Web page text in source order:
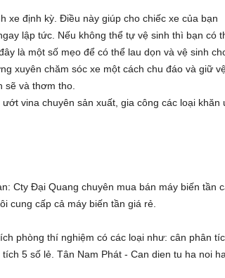
xe định kỳ. Điều này giúp cho chiếc xe của bạn
lập tức. Nếu không thể tự vệ sinh thì bạn có
là một số mẹo để có thể lau dọn và vệ sinh
xuyên chăm sóc xe một cách chu đáo và giữ
sẽ và thơm tho.
ướt vina chuyên sản xuất, gia công các loại khăn
: Cty Đại Quang chuyên mua bán máy biến tần
cung cấp cả máy biến tần giá rẻ.
phòng thí nghiệm có các loại như:cân phân
tích 5 số lẻ. Tân Nam Phát -Can dien tu ha noi